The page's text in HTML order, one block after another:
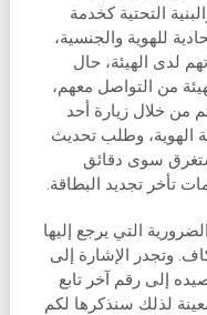
التحتية كخدمة
للهوية والجنسية،
لدى الهيئة، حال
من التواصل معهم،
من خلال زيارة أحد
الهوية، وطلب تحديث
سوى دقائق
تأخر تجديد البطاقة.
التي يرجع إليها
وتجدر الإشارة إلى
إلى رقم آخر تابع
لذلك سنذكرها لكم